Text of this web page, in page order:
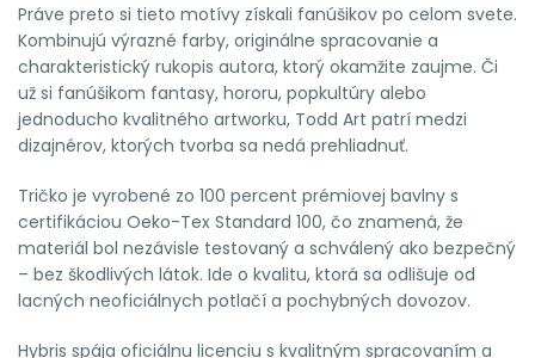
Práve preto si tieto motívy získali fanúšikov po celom svete.
Kombinujú výrazné farby, originálne spracovanie a
charakteristický rukopis autora, ktorý okamžite zaujme. Či
už si fanúšikom fantasy, hororu, popkultúry alebo
jednoducho kvalitného artworku, Todd Art patrí medzi
dizajnérov, ktorých tvorba sa nedá prehliadnuť.
Tričko je vyrobené zo 100 percent prémiovej bavlny s
certifikáciou Oeko-Tex Standard 100, čo znamená, že
materiál bol nezávisle testovaný a schválený ako bezpečný
– bez škodlivých látok. Ide o kvalitu, ktorá sa odlišuje od
lacných neoficiálnych potlačí a pochybných dovozov.
Hybris spája oficiálnu licenciu s kvalitným spracovaním a